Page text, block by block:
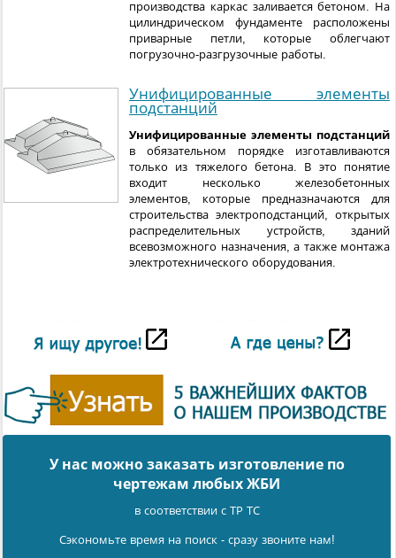
производства каркас заливается бетоном. На
цилиндрическом фундаменте расположены
приварные петли, которые облегчают
погрузочно-разгрузочные работы.
Унифицированные элементы
подстанций
Унифицированные элементы подстанций
в обязательном порядке изготавливаются
только из тяжелого бетона. В это понятие
входит несколько железобетонных
элементов, которые предназначаются для
строительства электроподстанций, открытых
распределительных устройств, зданий
всевозможного назначения, а также монтажа
электротехнического оборудования.
У нас можно заказать изготовление по
чертежам любых ЖБИ
в соответствии с ТР ТС
Сэкономьте время на поиск - сразу звоните нам!